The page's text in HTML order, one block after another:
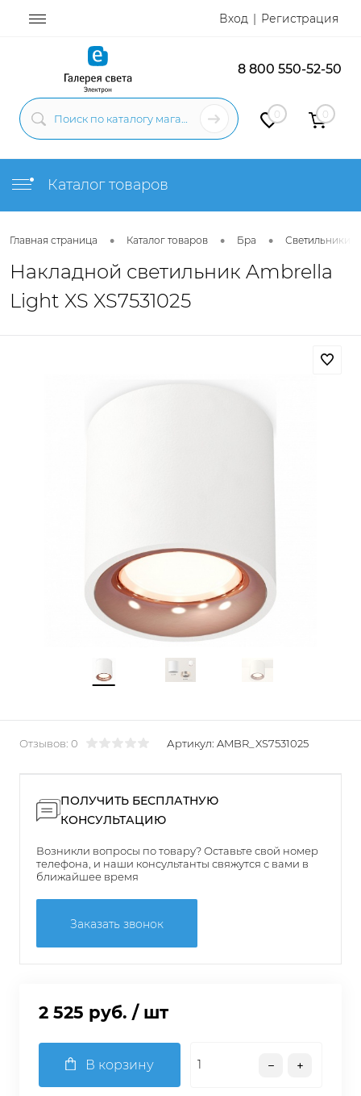
Вход Регистрация
8 800 550-52-50
0 0
Каталог товаров
Главная страница • Каталог товаров • Бра • Светильники
Накладной светильник Ambrella
Light XS XS7531025
Отзывов: 0 Артикул: AMBR_XS7531025
ПОЛУЧИТЬ БЕСПЛАТНУЮ
КОНСУЛЬТАЦИЮ
Возникли вопросы по товару? Оставьте свой номер
телефона, и наши консультанты свяжутся с вами в
ближайшее время
Заказать звонок
2 525 руб. / шт
В корзину